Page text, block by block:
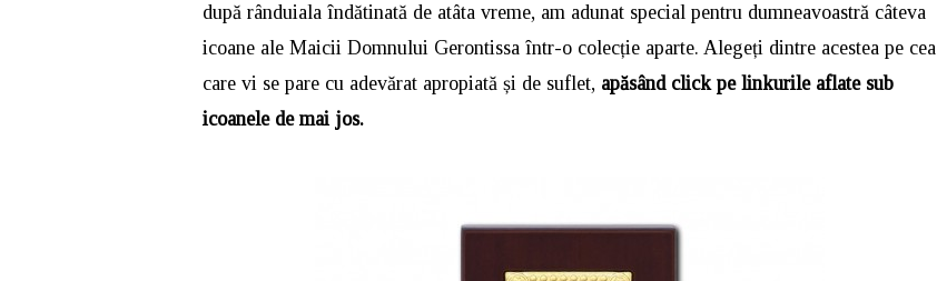
după rânduiala îndătinată de atâta vreme, am adunat special pentru dumneavoastră câteva
icoane ale Maicii Domnului Gerontissa într-o colecție aparte. Alegeți dintre acestea pe cea
care vi se pare cu adevărat apropiată și de suflet, apăsând click pe linkurile aflate sub
icoanele de mai jos.